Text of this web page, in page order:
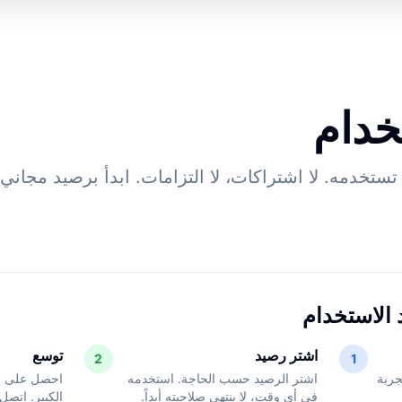
لا اشتراكات، لا التزامات. ابدأ برصيد
1
2 اشتر رصيد
اشتر الرصيد حسب الحاجة. استخدمه
في أي وقت، لا ينتهي صلاحيته أبداً.
توسع
احصل على
الكبير.